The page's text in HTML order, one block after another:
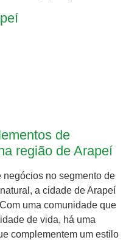
de
região de Arapeí
no segmento de
a cidade de Arapeí
uma comunidade que
de vida, há uma
complementem um estilo